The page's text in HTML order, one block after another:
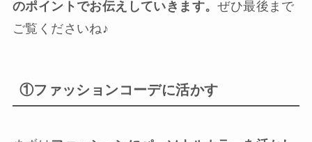
のポイントでお伝えしていきます。ぜひ最後まで
ご覧くださいね♪
①ファッションコーデに活かす